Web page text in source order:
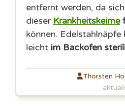
entfernt werden, da
dieser Krankheitskeime
können. Edelstahlnäpfe
leicht im Backofen
Thorsten